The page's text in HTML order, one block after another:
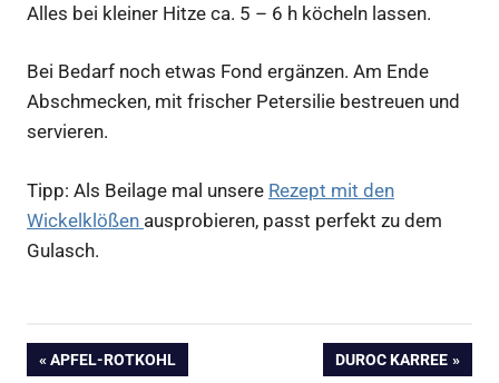
Alles bei kleiner Hitze ca. 5 – 6 h köcheln lassen.
Bei Bedarf noch etwas Fond ergänzen. Am Ende
Abschmecken, mit frischer Petersilie bestreuen und
servieren.
Tipp: Als Beilage mal unsere Rezept mit den
Wickelklößen ausprobieren, passt perfekt zu dem
Gulasch.
Beitragsnavigation
VORHERIGER
APFEL-ROTKOHL
NÄCHSTER
DUROC KARREE